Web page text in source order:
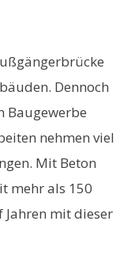
Dennoch
Baugewerbe
nehmen viel
Mit Beton
mehr als 150
Jahren mit dieser